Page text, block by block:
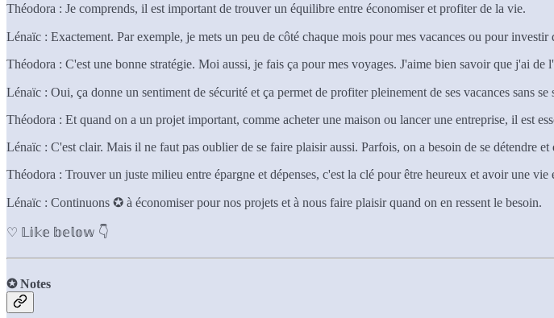
Théodora : Je comprends, il est important de trouver un équilibre entre économiser et profiter de la vie.
Lénaïc : Exactement. Par exemple, je mets un peu de côté chaque mois pour mes vacances ou pour
Théodora : C'est une bonne stratégie. Moi aussi, je fais ça pour mes voyages. J'aime bien savoir que j'ai de
Lénaïc : Oui, ça donne un sentiment de sécurité et ça permet de profiter pleinement de ses vacances sans
Théodora : Et quand on a un projet important, comme acheter une maison ou lancer une entreprise, il est
Lénaïc : C'est clair. Mais il ne faut pas oublier de se faire plaisir aussi. Parfois, on a besoin de se détendre
Théodora : Trouver un juste milieu entre épargne et dépenses, c'est la clé pour être heureux et avoir une vie
Lénaïc : Continuons ✪ à économiser pour nos projets et à nous faire plaisir quand on en ressent le besoin.
♡ 𝕃𝕚𝕜𝕖 𝕓𝕖𝕝𝕠𝕨 👇
✪Notes